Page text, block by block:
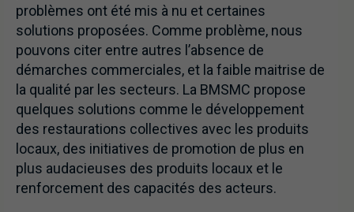
problèmes ont été mis à nu et certaines
solutions proposées. Comme problème, nous
pouvons citer entre autres l’absence de
démarches commerciales, et la faible maitrise de
la qualité par les secteurs. La BMSMC propose
quelques solutions comme le développement
des restaurations collectives avec les produits
locaux, des initiatives de promotion de plus en
plus audacieuses des produits locaux et le
renforcement des capacités des acteurs.